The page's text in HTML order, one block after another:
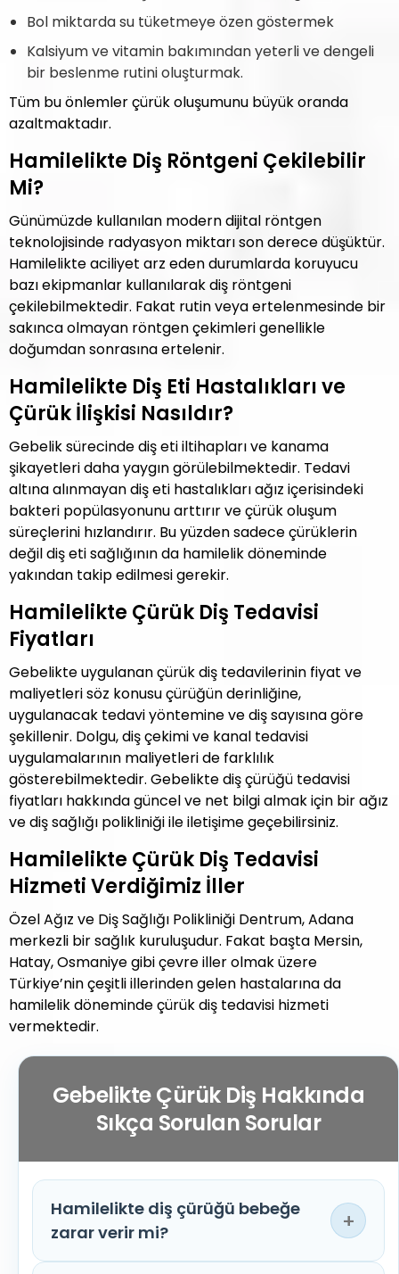
Bol miktarda su tüketmeye özen göstermek
Kalsiyum ve vitamin bakımından yeterli ve dengeli
bir beslenme rutini oluşturmak.
Tüm bu önlemler çürük oluşumunu büyük oranda
azaltmaktadır.
Hamilelikte Diş Röntgeni Çekilebilir
Mi?
Günümüzde kullanılan modern dijital röntgen
teknolojisinde radyasyon miktarı son derece düşüktür.
Hamilelikte aciliyet arz eden durumlarda koruyucu
bazı ekipmanlar kullanılarak diş röntgeni
çekilebilmektedir. Fakat rutin veya ertelenmesinde bir
sakınca olmayan röntgen çekimleri genellikle
doğumdan sonrasına ertelenir.
Hamilelikte Diş Eti Hastalıkları ve
Çürük İlişkisi Nasıldır?
Gebelik sürecinde diş eti iltihapları ve kanama
şikayetleri daha yaygın görülebilmektedir. Tedavi
altına alınmayan diş eti hastalıkları ağız içerisindeki
bakteri popülasyonunu arttırır ve çürük oluşum
süreçlerini hızlandırır. Bu yüzden sadece çürüklerin
değil diş eti sağlığının da hamilelik döneminde
yakından takip edilmesi gerekir.
Hamilelikte Çürük Diş Tedavisi
Fiyatları
Gebelikte uygulanan çürük diş tedavilerinin fiyat ve
maliyetleri söz konusu çürüğün derinliğine,
uygulanacak tedavi yöntemine ve diş sayısına göre
şekillenir. Dolgu, diş çekimi ve kanal tedavisi
uygulamalarının maliyetleri de farklılık
gösterebilmektedir. Gebelikte diş çürüğü tedavisi
fiyatları hakkında güncel ve net bilgi almak için bir ağız
ve diş sağlığı polikliniği ile iletişime geçebilirsiniz.
Hamilelikte Çürük Diş Tedavisi
Hizmeti Verdiğimiz İller
Özel Ağız ve Diş Sağlığı Polikliniği Dentrum, Adana
merkezli bir sağlık kuruluşudur. Fakat başta Mersin,
Hatay, Osmaniye gibi çevre iller olmak üzere
Türkiye’nin çeşitli illerinden gelen hastalarına da
hamilelik döneminde çürük diş tedavisi hizmeti
vermektedir.
Gebelikte Çürük Diş Hakkında
Sıkça Sorulan Sorular
Hamilelikte diş çürüğü bebeğe
zarar verir mi?
+